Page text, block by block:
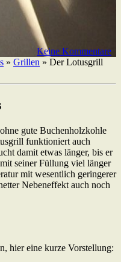
Keine Kommentare
» Grillen » Der Lotusgrill
gute Buchenholzkohle
funktioniert auch
damit etwas länger, bis er
seiner Füllung viel länger
mit wesentlich geringerer
Nebeneffekt auch noch
hier eine kurze Vorstellung: